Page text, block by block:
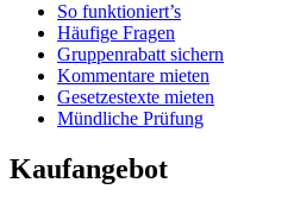
So funktioniert’s
Häufige Fragen
Gruppenrabatt sichern
Kommentare mieten
Gesetzestexte mieten
Mündliche Prüfung
Kaufangebot